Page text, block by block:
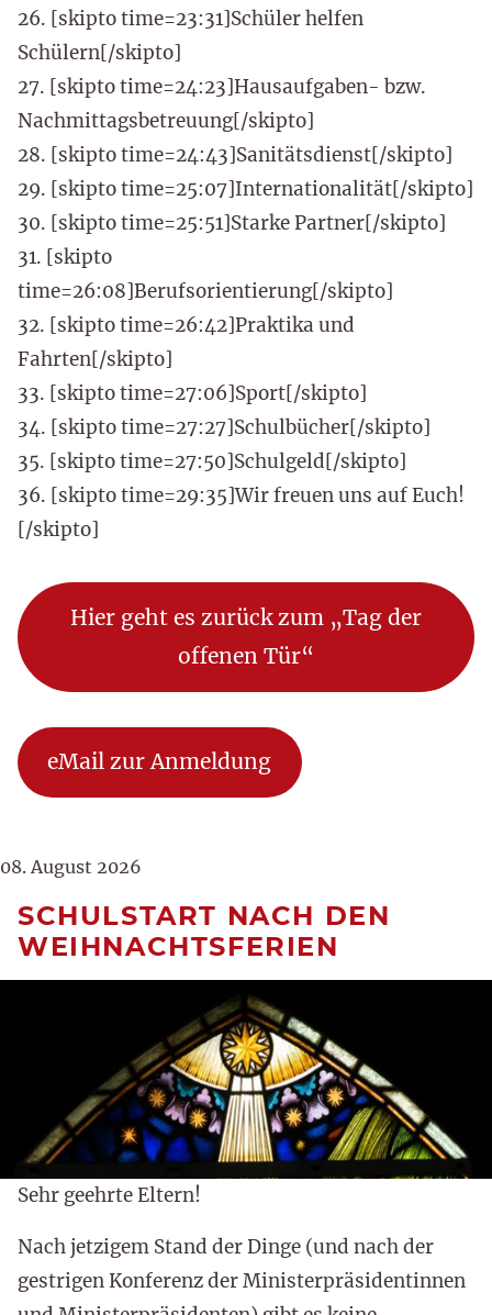
26. [skipto time=23:31]Schüler helfen
Schülern[/skipto]
27. [skipto time=24:23]Hausaufgaben- bzw.
Nachmittagsbetreuung[/skipto]
28. [skipto time=24:43]Sanitätsdienst[/skipto]
29. [skipto time=25:07]Internationalität[/skipto]
30. [skipto time=25:51]Starke Partner[/skipto]
31. [skipto
time=26:08]Berufsorientierung[/skipto]
32. [skipto time=26:42]Praktika und
Fahrten[/skipto]
33. [skipto time=27:06]Sport[/skipto]
34. [skipto time=27:27]Schulbücher[/skipto]
35. [skipto time=27:50]Schulgeld[/skipto]
36. [skipto time=29:35]Wir freuen uns auf Euch!
[/skipto]
Hier geht es zurück zum „Tag der
offenen Tür“
eMail zur Anmeldung
08. August 2026
SCHULSTART NACH DEN
WEIHNACHTSFERIEN
Sehr geehrte Eltern!
Nach jetzigem Stand der Dinge (und nach der
gestrigen Konferenz der Ministerpräsidentinnen